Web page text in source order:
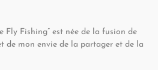
Fly Fishing” est née de la fusion de
de mon envie de la partager et de la